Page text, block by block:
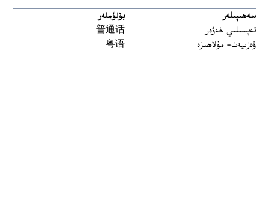
سەھىپىلەر
تەپسىلىي خەۋەر
ۋەزىيەت- مۇلاھىزە
بۆلۈملەر
普通话
粤语